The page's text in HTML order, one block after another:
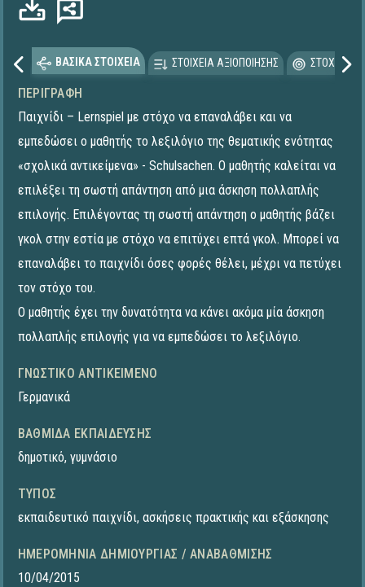
ΒΑΣΙΚΑ ΣΤΟΙΧΕΙΑ ΣΤΟΙΧΕΙΑ ΑΞΙΟΠΟΙΗΣΗΣ
ΠΕΡΙΓΡΑΦΉ
Παιχνίδι – Lernspiel με στόχο να επαναλάβει και να
εμπεδώσει ο μαθητής το λεξιλόγιο της θεματικής ενότητας
«σχολικά αντικείμενα» - Schulsachen. Ο μαθητής καλείται να
επιλέξει τη σωστή απάντηση από μια άσκηση πολλαπλής
επιλογής. Επιλέγοντας τη σωστή απάντηση ο μαθητής βάζει
γκολ στην εστία με στόχο να επιτύχει επτά γκολ. Μπορεί να
επαναλάβει το παιχνίδι όσες φορές θέλει, μέχρι να πετύχει
τον στόχο του.
Ο μαθητής έχει την δυνατότητα να κάνει ακόμα μία άσκηση
πολλαπλής επιλογής για να εμπεδώσει το λεξιλόγιο.
ΓΝΩΣΤΙΚΌ ΑΝΤΙΚΕΊΜΕΝΟ
Γερμανικά
ΒΑΘΜΊΔΑ ΕΚΠΑΊΔΕΥΣΗΣ
δημοτικό, γυμνάσιο
ΤΎΠΟΣ
εκπαιδευτικό παιχνίδι, ασκήσεις πρακτικής και εξάσκησης
ΗΜΕΡΟΜΗΝΊΑ ΔΗΜΙΟΥΡΓΊΑΣ / ΑΝΑΒΆΘΜΙΣΗΣ
10/04/2015